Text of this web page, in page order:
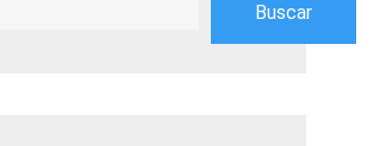
Buscar